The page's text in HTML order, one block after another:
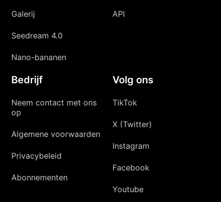
Galerij
Seedream 4.0
Nano-bananen
API
Bedrijf
Neem contact met ons
op
Algemene voorwaarden
Privacybeleid
Abonnementen
Volg ons
TikTok
X (Twitter)
Instagram
Facebook
Youtube